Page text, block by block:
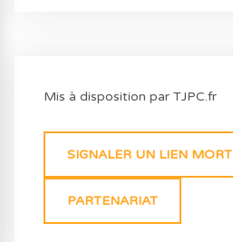
Mis à disposition par TJPC.fr
SIGNALER UN LIEN MORT
PARTENARIAT